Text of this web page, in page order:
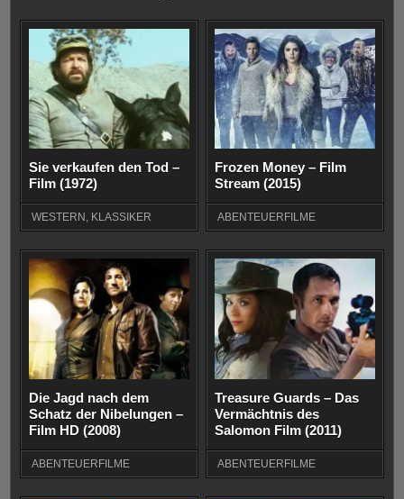
Sie verkaufen den Tod –
Film (1972)
WESTERN , KLASSIKER
Frozen Money – Film
Stream (2015)
ABENTEUERFILME
Die Jagd nach dem
Schatz der Nibelungen –
Film HD (2008)
ABENTEUERFILME
Treasure Guards – Das
Vermächtnis des
Salomon Film (2011)
ABENTEUERFILME